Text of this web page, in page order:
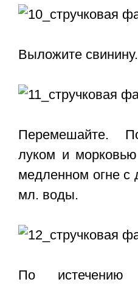
Выложите свинину.
Перемешайте.
луком и
медленном огне с
мл. воды.
По истечению